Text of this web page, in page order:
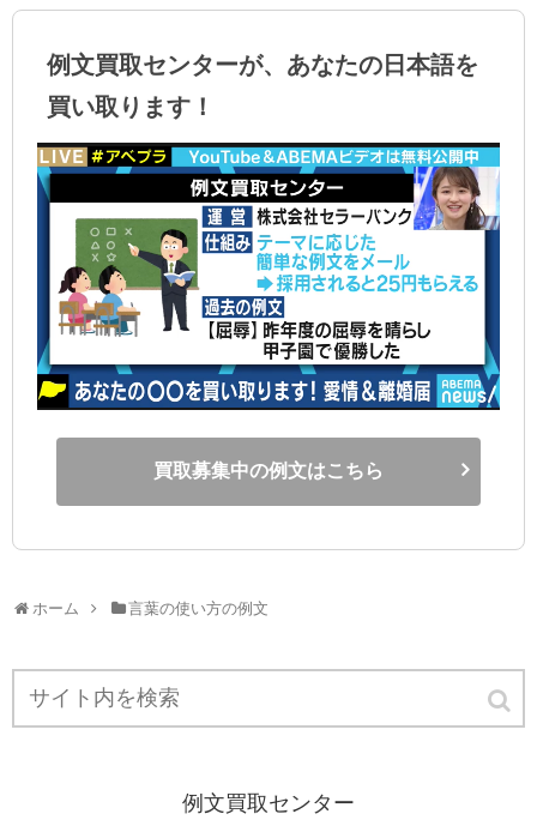
例文買取センターが、あなたの日本語を
買い取ります！
買取募集中の例文はこちら
ホーム 言葉の使い方の例文
例文買取センター